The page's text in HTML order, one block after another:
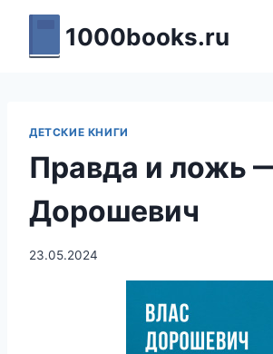
Перейти
содержимому
1000books.ru
ДЕТСКИЕ КНИГИ
Правда и ложь
Дорошевич
23.05.2024